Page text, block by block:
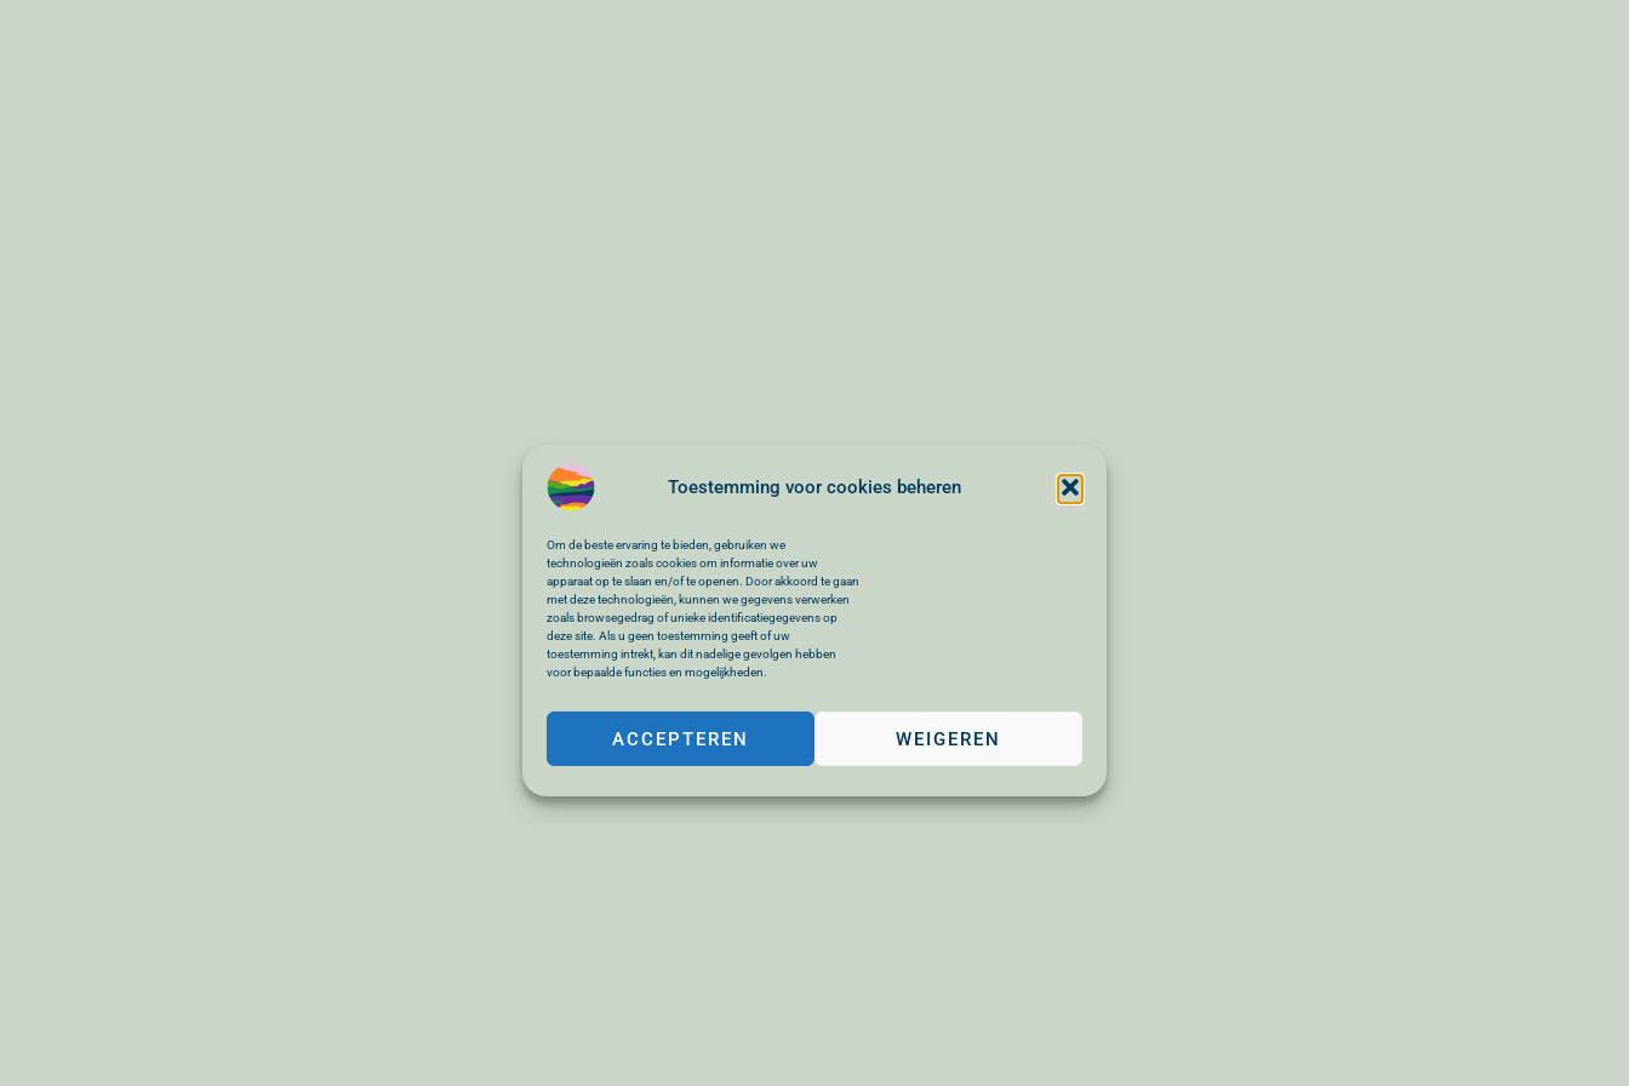
Toestemming voor cookies beheren
Om de beste ervaring te bieden, gebruiken we
technologieën zoals cookies om informatie over uw
apparaat op te slaan en/of te openen. Door akkoord te gaan
met deze technologieën, kunnen we gegevens verwerken
zoals browsegedrag of unieke identificatiegegevens op
deze site. Als u geen toestemming geeft of uw
toestemming intrekt, kan dit nadelige gevolgen hebben
voor bepaalde functies en mogelijkheden.
ACCEPTEREN WEIGEREN